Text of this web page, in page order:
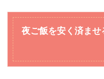
夜ご飯を安く済ま